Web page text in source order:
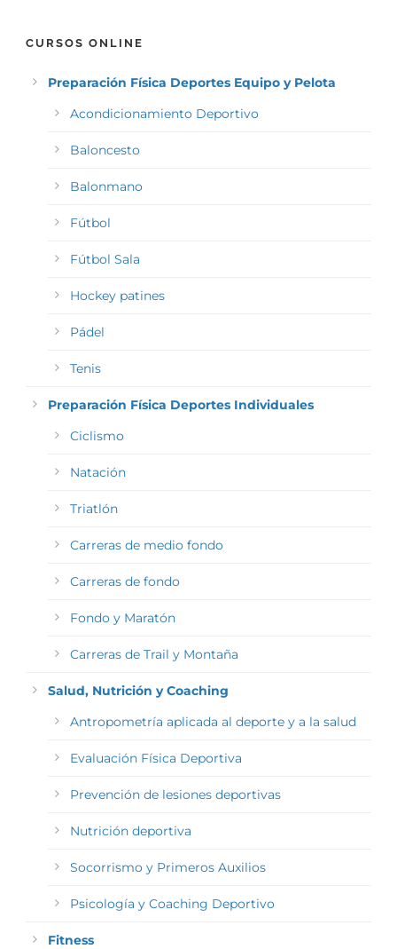
CURSOS ONLINE
Preparación Física Deportes Equipo y Pelota
Acondicionamiento Deportivo
Baloncesto
Balonmano
Fútbol
Fútbol Sala
Hockey patines
Pádel
Tenis
Preparación Física Deportes Individuales
Ciclismo
Natación
Triatlón
Carreras de medio fondo
Carreras de fondo
Fondo y Maratón
Carreras de Trail y Montaña
Salud, Nutrición y Coaching
Antropometría aplicada al deporte y a la salud
Evaluación Física Deportiva
Prevención de lesiones deportivas
Nutrición deportiva
Socorrismo y Primeros Auxilios
Psicología y Coaching Deportivo
Fitness